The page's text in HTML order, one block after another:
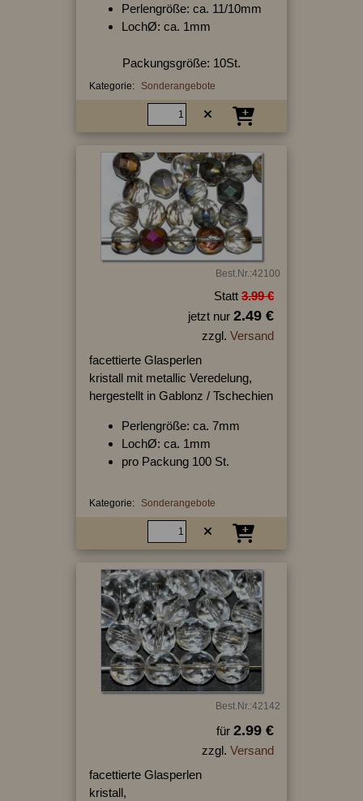
Perlengröße: ca. 11/10mm
LochØ: ca. 1mm
Packungsgröße: 10St.
Kategorie: Sonderangebote
Best.Nr.:42100
Statt 3.99 €
jetzt nur 2.49 €
zzgl. Versand
facettierte Glasperlen
kristall mit metallic Veredelung,
hergestellt in Gablonz / Tschechien
Perlengröße: ca. 7mm
LochØ: ca. 1mm
pro Packung 100 St.
Kategorie: Sonderangebote
Best.Nr.:42142
für 2.99 €
zzgl. Versand
facettierte Glasperlen
kristall,